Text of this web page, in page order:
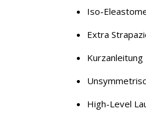
Iso-
Extra
Kurzanleitung
High-Level